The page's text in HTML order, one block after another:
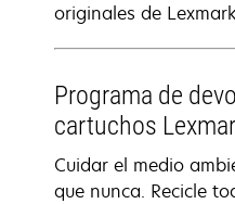
originales de
Programa de
cartuchos
Cuidar el medio
que nunca. Recicle